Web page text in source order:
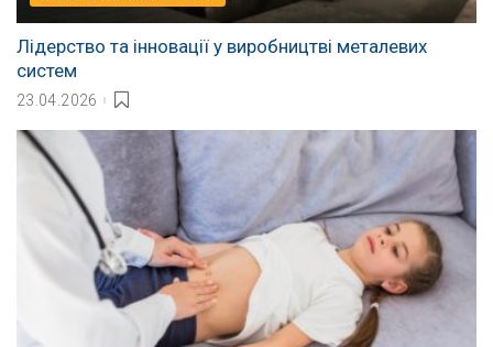
Лідерство та інновації у виробництві металевих
систем
23.04.2026